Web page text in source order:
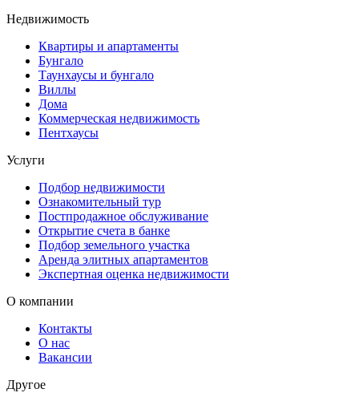
Недвижимость
Квартиры и апартаменты
Бунгало
Таунхаусы и бунгало
Виллы
Дома
Коммерческая недвижимость
Пентхаусы
Услуги
Подбор недвижимости
Ознакомительный тур
Постпродажное обслуживание
Открытие счета в банке
Подбор земельного участка
Аренда элитных апартаментов
Экспертная оценка недвижимости
О компании
Контакты
О нас
Вакансии
Другое